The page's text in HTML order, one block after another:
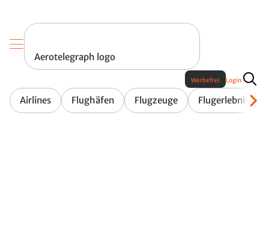
Aerotelegraph logo
Airlines Flughäfen Flugzeuge Flugerlebnis
Werbefrei Login